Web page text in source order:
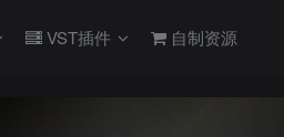
VST插件 自制资源